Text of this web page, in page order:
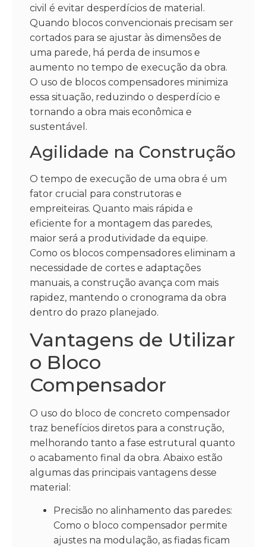
civil é evitar desperdícios de material.
Quando blocos convencionais precisam ser
cortados para se ajustar às dimensões de
uma parede, há perda de insumos e
aumento no tempo de execução da obra.
O uso de blocos compensadores minimiza
essa situação, reduzindo o desperdício e
tornando a obra mais econômica e
sustentável.
Agilidade na Construção
O tempo de execução de uma obra é um
fator crucial para construtoras e
empreiteiras. Quanto mais rápida e
eficiente for a montagem das paredes,
maior será a produtividade da equipe.
Como os blocos compensadores eliminam a
necessidade de cortes e adaptações
manuais, a construção avança com mais
rapidez, mantendo o cronograma da obra
dentro do prazo planejado.
Vantagens de Utilizar
o Bloco
Compensador
O uso do bloco de concreto compensador
traz benefícios diretos para a construção,
melhorando tanto a fase estrutural quanto
o acabamento final da obra. Abaixo estão
algumas das principais vantagens desse
material:
Precisão no alinhamento das paredes:
Como o bloco compensador permite
ajustes na modulação, as fiadas ficam